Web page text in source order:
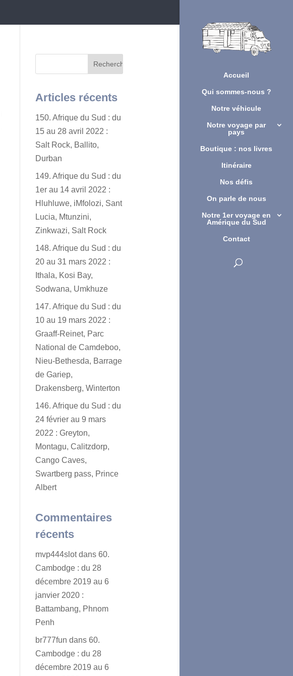
Accueil
Qui sommes-nous ?
Notre véhicule
Notre voyage par
pays
Boutique : nos livres
Itinéraire
Nos défis
On parle de nous
Notre 1er voyage en
Amérique du Sud
Contact
Articles récents
150. Afrique du Sud : du
15 au 28 avril 2022 :
Salt Rock, Ballito,
Durban
149. Afrique du Sud : du
1er au 14 avril 2022 :
Hluhluwe, iMfolozi, Sant
Lucia, Mtunzini,
Zinkwazi, Salt Rock
148. Afrique du Sud : du
20 au 31 mars 2022 :
Ithala, Kosi Bay,
Sodwana, Umkhuze
147. Afrique du Sud : du
10 au 19 mars 2022 :
Graaff-Reinet, Parc
National de Camdeboo,
Nieu-Bethesda, Barrage
de Gariep,
Drakensberg, Winterton
146. Afrique du Sud : du
24 février au 9 mars
2022 : Greyton,
Montagu, Calitzdorp,
Cango Caves,
Swartberg pass, Prince
Albert
Commentaires
récents
mvp444slotdans60.
Cambodge : du 28
décembre 2019 au 6
janvier 2020 :
Battambang, Phnom
Penh
br777fun dans60.
Cambodge : du 28
décembre 2019 au 6